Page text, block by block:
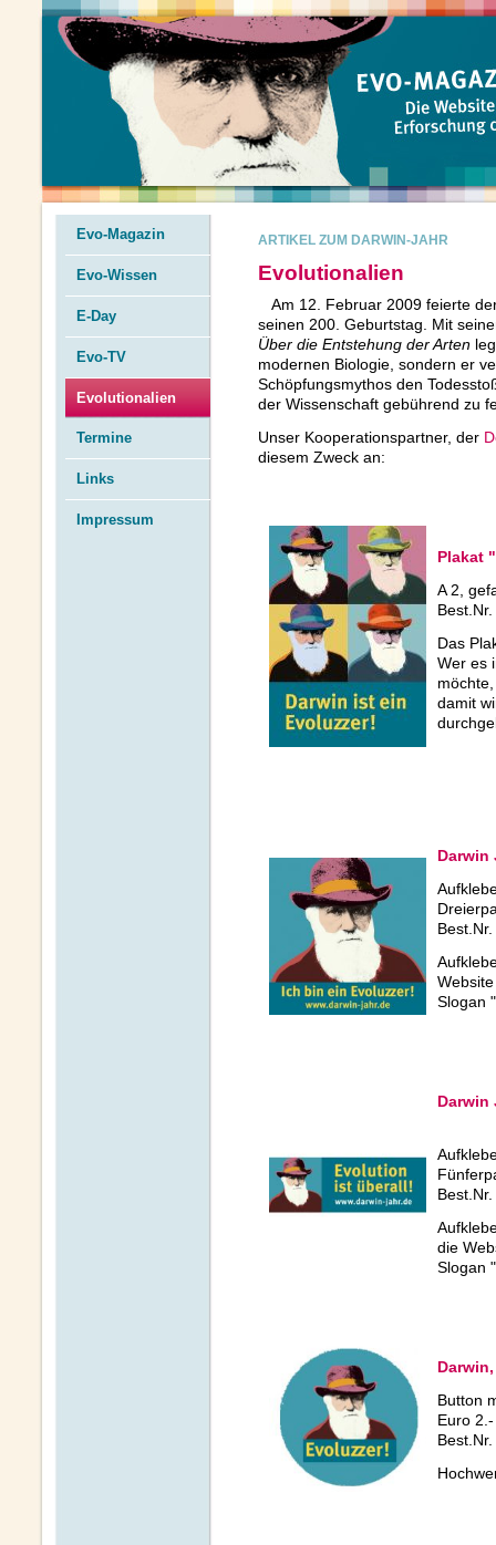
Evo-Magazin
Evo-Wissen
E-Day
Evo-TV
Evolutionalien
Termine
Links
Impressum
ARTIKEL ZUM DARWIN-JAHR
Evolutionalien
Am 12. Februar 2009 feierte
seinen 200. Geburtstag. Mit
Über die Entstehung der Arten
modernen Biologie, sondern er
Schöpfungsmythos den
der Wissenschaft gebührend zu
Unser Kooperationspartner, der
diesem Zweck an:
Plakat
A 2,
Das
Wer es
damit
Slogan
die
Slogan
Button
Euro 2.-